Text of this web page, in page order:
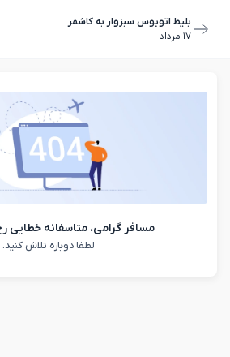
بلیط اتوبوس سبزوار به کاشمر
١٧ مرداد
مسافر گرامی، متاسفانه خطایی
لطفا دوباره تلاش کنید.